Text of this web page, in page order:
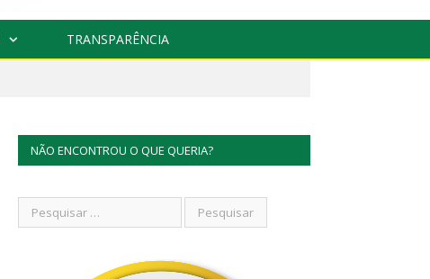
TRANSPARÊNCIA
NÃO ENCONTROU O QUE QUERIA?